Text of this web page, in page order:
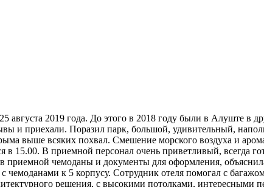
августа 2019 года. До этого в 2018 году были в Алуште в
и приехали. Поразил парк, большой, удивительный,
выше всяких похвал. Смешение морского воздуха и
в 15.00. В приемной персонал очень приветливый, всегда
приемной чемоданы и документы для оформления,
к 5 корпусу. Сотрудник отеля помогал с
решения, с высокими потолками, интересными